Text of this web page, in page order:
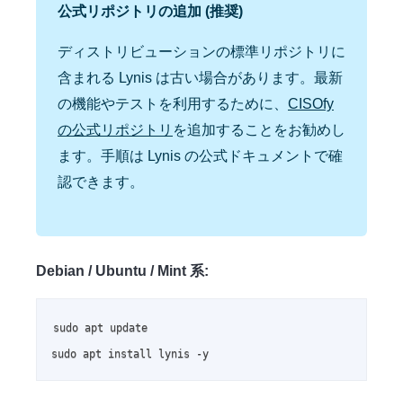
公式リポジトリの追加 (推奨)
ディストリビューションの標準リポジトリに
含まれる Lynis は古い場合があります。最新
の機能やテストを利用するために、 CISOfy
の公式リポジトリ を追加することをお勧めし
ます。手順は Lynis の公式ドキュメントで確
認できます。
Debian / Ubuntu / Mint 系:
sudo apt update
sudo apt install lynis -y